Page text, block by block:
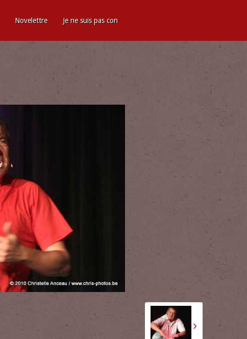
Novelettre Je ne suis pas con